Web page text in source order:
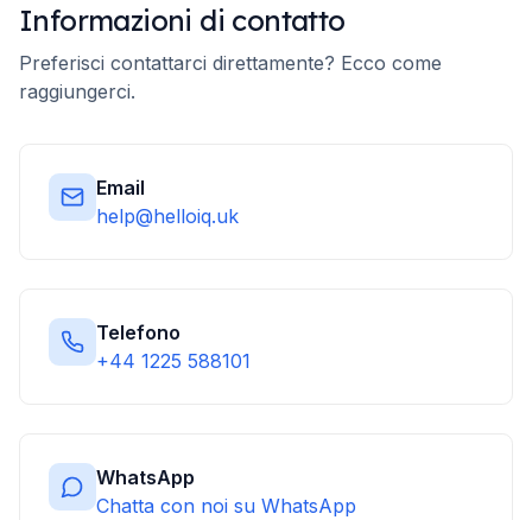
Informazioni di contatto
Preferisci contattarci direttamente? Ecco come
raggiungerci.
Email
help@helloiq.uk
Telefono
+44 1225 588101
WhatsApp
Chatta con noi su WhatsApp